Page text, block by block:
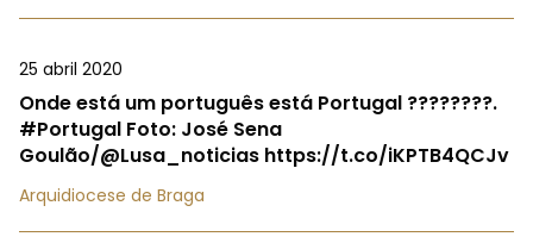
25 abril 2020
Onde está um português está Portugal ????????.
#Portugal Foto: José Sena
Goulão/@Lusa_noticias https://t.co/iKPTB4QCJv
Arquidiocese de Braga